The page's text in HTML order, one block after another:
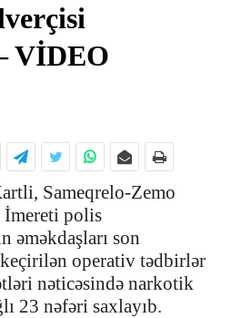
VİDEO
Sameqrelo-Zemo
İmereti polis
əməkdaşları son
operativ tədbirlər
nəticəsində narkotik
23 nəfəri saxlayıb.